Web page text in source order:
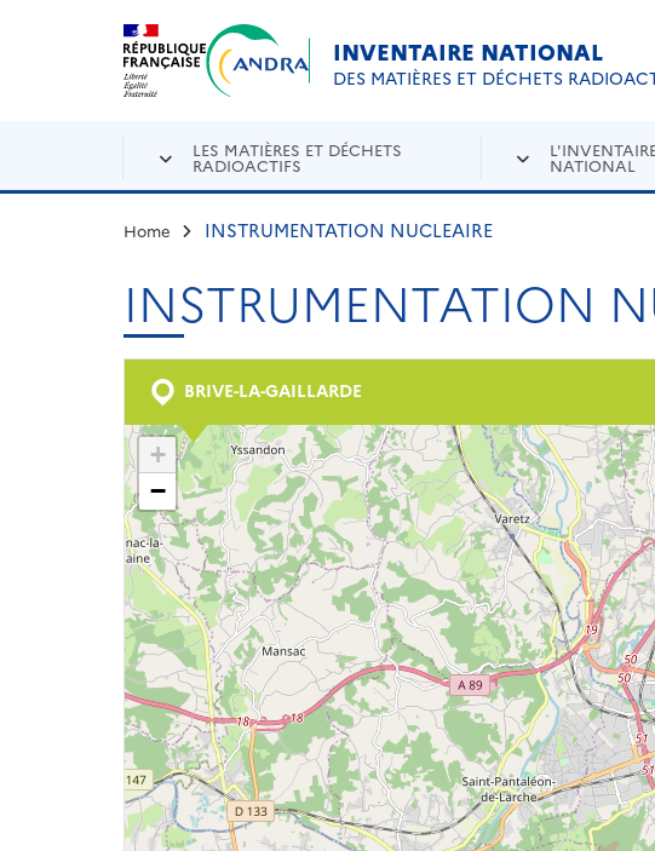
Aller au contenu principal
INVENTAIRE NATIONAL
DES MATIÈRES ET DÉCHETS
LES MATIÈRES ET DÉCHETS
RADIOACTIFS NATIONAL
Home INSTRUMENTATION NUCLEAIRE
INSTRUMENTATION
BRIVE-LA-GAILLARDE
+
−